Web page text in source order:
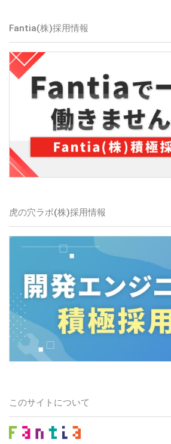
Fantia(株)採用情報
虎の穴ラボ(株)採用情報
このサイトについて